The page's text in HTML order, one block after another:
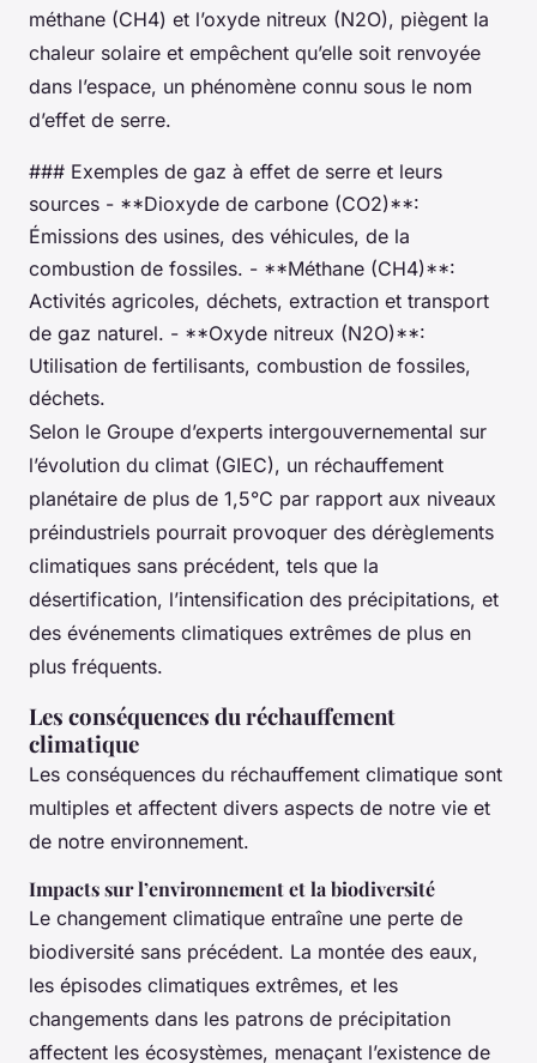
méthane (CH4) et l’oxyde nitreux (N2O), piègent la
chaleur solaire et empêchent qu’elle soit renvoyée
dans l’espace, un phénomène connu sous le nom
d’effet de serre.
### Exemples de gaz à effet de serre et leurs
sources - **Dioxyde de carbone (CO2)**:
Émissions des usines, des véhicules, de la
combustion de fossiles. - **Méthane (CH4)**:
Activités agricoles, déchets, extraction et transport
de gaz naturel. - **Oxyde nitreux (N2O)**:
Utilisation de fertilisants, combustion de fossiles,
déchets.
Selon le Groupe d’experts intergouvernemental sur
l’évolution du climat (GIEC), un réchauffement
planétaire de plus de 1,5°C par rapport aux niveaux
préindustriels pourrait provoquer des dérèglements
climatiques sans précédent, tels que la
désertification, l’intensification des précipitations, et
des événements climatiques extrêmes de plus en
plus fréquents.
Les conséquences du réchauffement
climatique
Les conséquences du réchauffement climatique sont
multiples et affectent divers aspects de notre vie et
de notre environnement.
Impacts sur l’environnement et la biodiversité
Le changement climatique entraîne une perte de
biodiversité sans précédent. La montée des eaux,
les épisodes climatiques extrêmes, et les
changements dans les patrons de précipitation
affectent les écosystèmes, menaçant l’existence de